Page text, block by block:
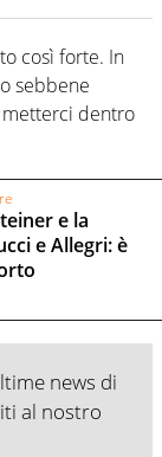
così forte. In
sebbene
dentro
e la
e Allegri: è
news di
al nostro